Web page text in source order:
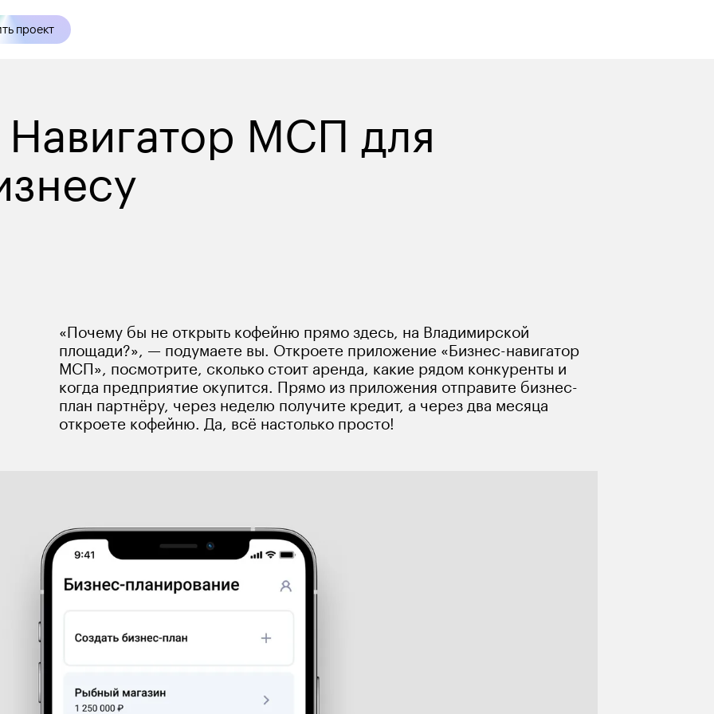
проект
Навигатор МСП для
Интро
«Почему бы не открыть кофейню прямо здесь, на Владимирской
площади?», — подумаете вы. Откроете приложение «Бизнес-навигатор
МСП», посмотрите, сколько стоит аренда, какие рядом конкуренты и
когда предприятие окупится. Прямо из приложения отправите бизнес-
план партнёру, через неделю получите кредит, а через два месяца
откроете кофейню. Да, всё настолько просто!